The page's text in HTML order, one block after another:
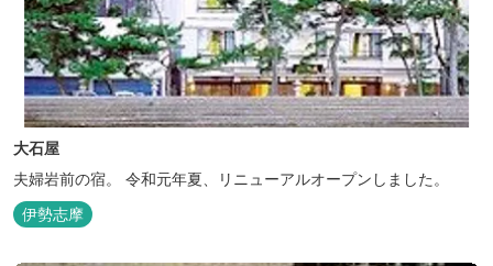
大石屋
夫婦岩前の宿。 令和元年夏、リニューアルオープンしました。
伊勢志摩